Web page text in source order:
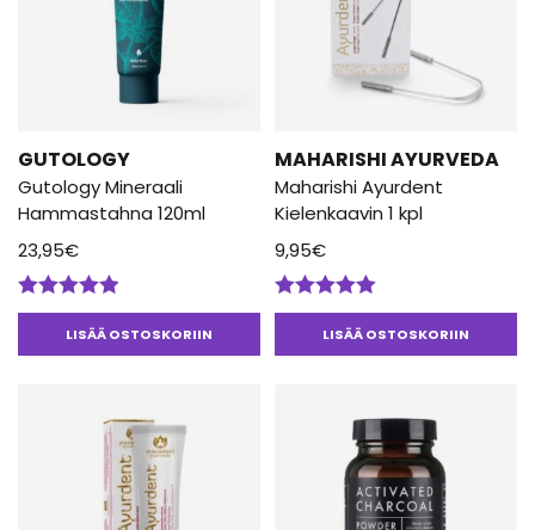
GUTOLOGY
Gutology Mineraali
Hammastahna 120ml
23,95€
Arvostelu
tuotteesta:LISÄÄ OSTOSKORIIN
MAHARISHI AYURVEDA
Maharishi Ayurdent
Kielenkaavin 1 kpl
9,95€
Arvostelu
tuotteesta:LISÄÄ OSTOSKORIIN